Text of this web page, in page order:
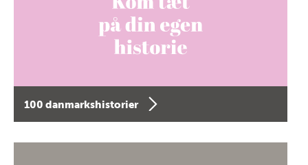
100 danmarkshistorier